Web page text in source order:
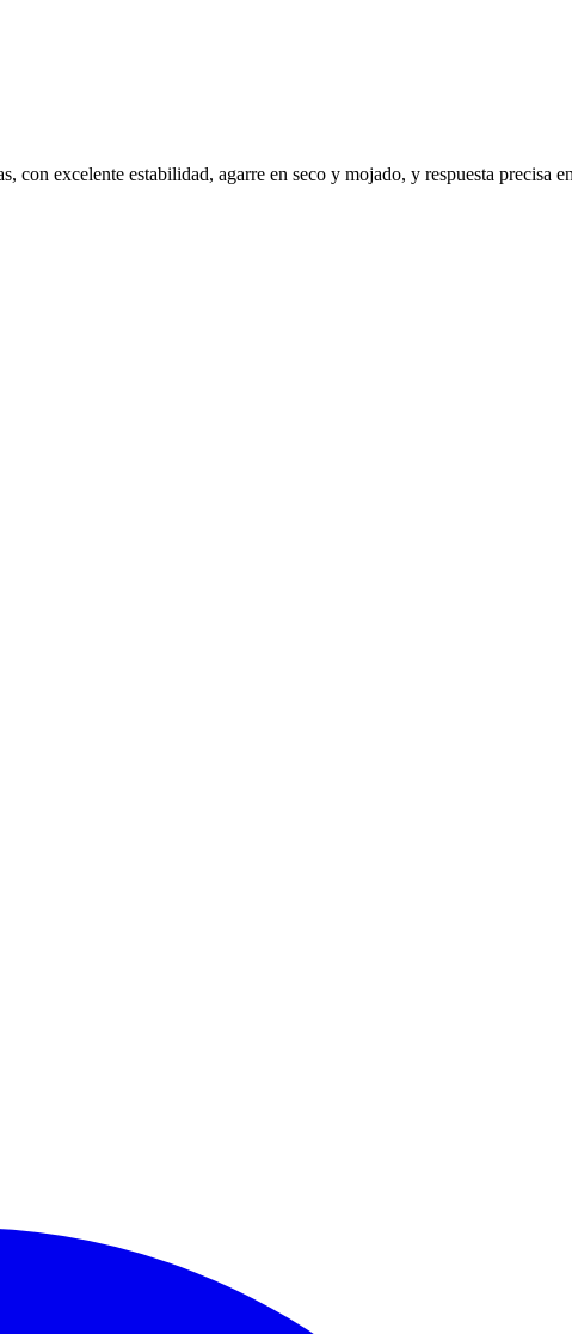
excelente estabilidad, agarre en seco y mojado, y respuesta precisa